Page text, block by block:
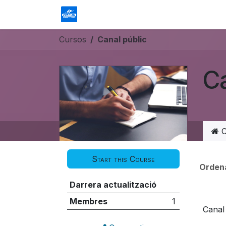
Cursos Canal públic
Start this Course
Darrera actualització
Membres
1